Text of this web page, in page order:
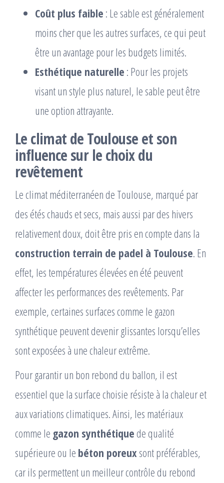
Coût plus faible : Le sable est généralement
moins cher que les autres surfaces, ce qui peut
être un avantage pour les budgets limités.
Esthétique naturelle : Pour les projets
visant un style plus naturel, le sable peut être
une option attrayante.
Le climat de Toulouse et son
influence sur le choix du
revêtement
Le climat méditerranéen de Toulouse, marqué par
des étés chauds et secs, mais aussi par des hivers
relativement doux, doit être pris en compte dans la
construction terrain de padel à Toulouse. En
effet, les températures élevées en été peuvent
affecter les performances des revêtements. Par
exemple, certaines surfaces comme le gazon
synthétique peuvent devenir glissantes lorsqu’elles
sont exposées à une chaleur extrême.
Pour garantir un bon rebond du ballon, il est
essentiel que la surface choisie résiste à la chaleur et
aux variations climatiques. Ainsi, les matériaux
comme le gazon synthétique de qualité
supérieure ou le béton poreux sont préférables,
car ils permettent un meilleur contrôle du rebond